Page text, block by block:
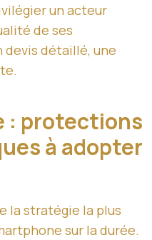
un acteur
de ses
détaillé, une
: protections
à adopter
la stratégie la plus
sur la durée.